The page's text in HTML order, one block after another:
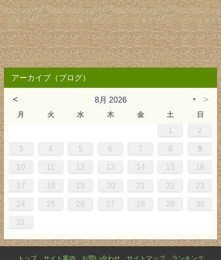
アーカイブ（ブログ）
< 8月 2026 ▼ >
月 火 水 木 金 土 日
1 2
3 4 5 6 7 8 9
10 11 12 13 14 15 16
17 18 19 20 21 22 23
24 25 26 27 28 29 30
31
トップ サイト案内 お問い合わせ サイトマップ ランキング